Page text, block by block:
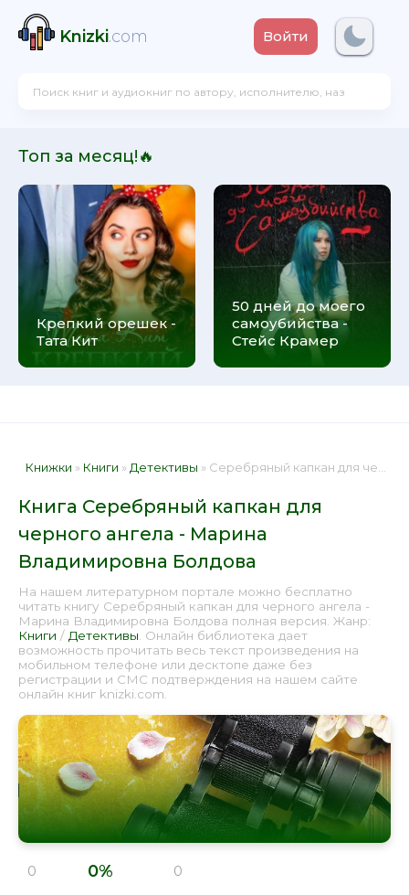
Knizki.com Войти
Топ за месяц!🔥
Крепкий орешек -
Тата Кит
50 дней до моего
самоубийства -
Стейс Крамер
Книжки » Книги » Детективы » Серебряный капкан для черного ангела - Марина Владимировна Болдова 📕 - Книга онлайн бесплатно
Книга Серебряный капкан для
черного ангела - Марина
Владимировна Болдова
На нашем литературном портале можно бесплатно
читать книгу Серебряный капкан для черного ангела -
Марина Владимировна Болдова полная версия. Жанр:
Книги / Детективы . Онлайн библиотека дает
возможность прочитать весь текст произведения на
мобильном телефоне или десктопе даже без
регистрации и СМС подтверждения на нашем сайте
онлайн книг knizki.com.
0 0% 0